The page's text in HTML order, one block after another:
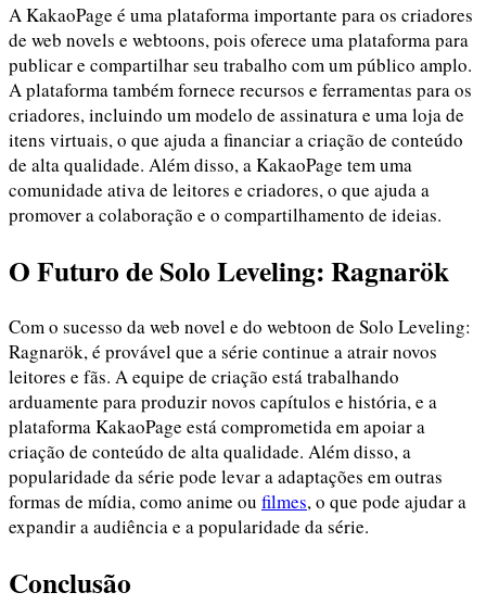
A KakaoPage é uma plataforma importante para os criadores
de web novels e webtoons, pois oferece uma plataforma para
publicar e compartilhar seu trabalho com um público amplo.
A plataforma também fornece recursos e ferramentas para os
criadores, incluindo um modelo de assinatura e uma loja de
itens virtuais, o que ajuda a financiar a criação de conteúdo
de alta qualidade. Além disso, a KakaoPage tem uma
comunidade ativa de leitores e criadores, o que ajuda a
promover a colaboração e o compartilhamento de ideias.
O Futuro de Solo Leveling: Ragnarök
Com o sucesso da web novel e do webtoon de Solo Leveling:
Ragnarök, é provável que a série continue a atrair novos
leitores e fãs. A equipe de criação está trabalhando
arduamente para produzir novos capítulos e história, e a
plataforma KakaoPage está comprometida em apoiar a
criação de conteúdo de alta qualidade. Além disso, a
popularidade da série pode levar a adaptações em outras
formas de mídia, como anime ou filmes, o que pode ajudar a
expandir a audiência e a popularidade da série.
Conclusão